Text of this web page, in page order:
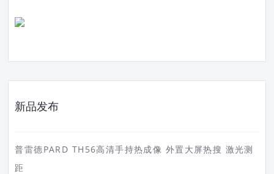
新品发布
普雷德PARD TH56高清手持热成像 外置大屏热搜 激光测
距